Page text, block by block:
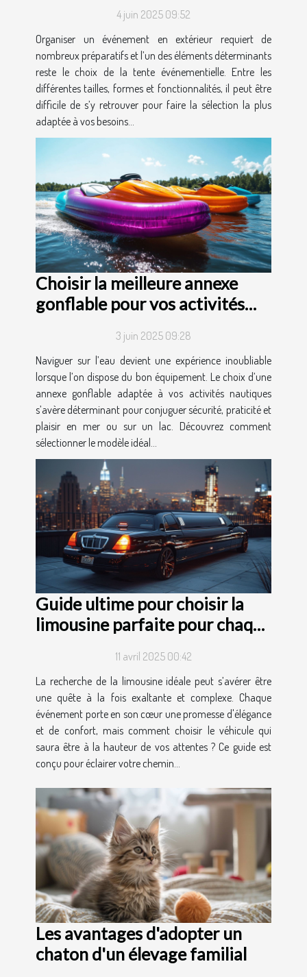
4 juin 2025 09:52
Organiser un événement en extérieur requiert de
nombreux préparatifs et l’un des éléments déterminants
reste le choix de la tente événementielle. Entre les
différentes tailles, formes et fonctionnalités, il peut être
difficile de s’y retrouver pour faire la sélection la plus
adaptée à vos besoins...
Choisir la meilleure annexe
gonflable pour vos activités
3 juin 2025 09:28
Naviguer sur l’eau devient une expérience inoubliable
lorsque l’on dispose du bon équipement. Le choix d’une
annexe gonflable adaptée à vos activités nautiques
s’avère déterminant pour conjuguer sécurité, praticité et
plaisir en mer ou sur un lac. Découvrez comment
sélectionner le modèle idéal...
Guide ultime pour choisir la
limousine parfaite pour chaque
11 avril 2025 00:42
La recherche de la limousine idéale peut s’avérer être
une quête à la fois exaltante et complexe. Chaque
événement porte en son cœur une promesse d'élégance
et de confort, mais comment choisir le véhicule qui
saura être à la hauteur de vos attentes ? Ce guide est
conçu pour éclairer votre chemin...
Les avantages d'adopter un
chaton d'un élevage familial